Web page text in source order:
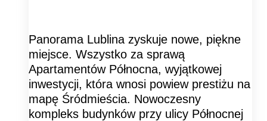
Panorama Lublina zyskuje nowe, piękne
miejsce. Wszystko za sprawą
Apartamentów Północna, wyjątkowej
inwestycji, która wnosi powiew prestiżu na
mapę Śródmieścia. Nowoczesny
kompleks budynków przy ulicy Północnej